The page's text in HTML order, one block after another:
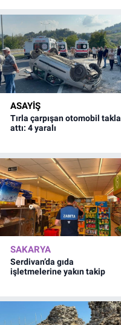
ASAYİŞ
Tırla çarpışan otomobil takla
attı: 4 yaralı
SAKARYA
Serdivan’da gıda
işletmelerine yakın takip